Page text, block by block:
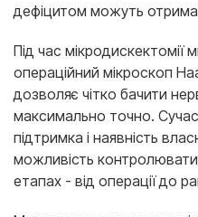
дефіцитом можуть
Під час мікродискектомії
операційний мікроскоп
дозволяє чітко бачити
максимально точно.
підтримка і наявність
можливість контролювати
етапах - від операції до